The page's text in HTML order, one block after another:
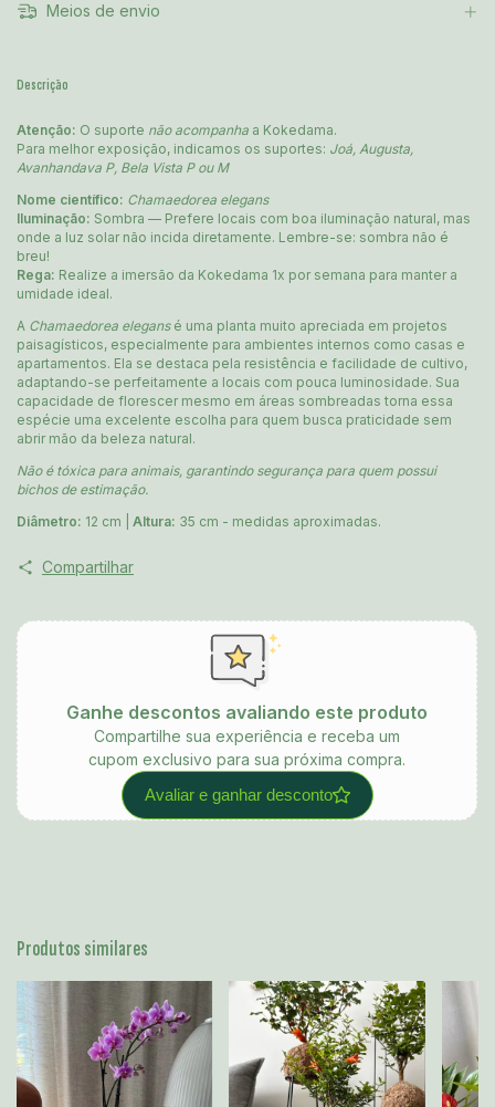
Meios de envio
Descrição
Atenção: O suporte não acompanha a Kokedama.
Para melhor exposição, indicamos os suportes: Joá, Augusta,
Avanhandava P, Bela Vista P ou M
Nome científico: Chamaedorea elegans
Iluminação: Sombra — Prefere locais com boa iluminação natural, mas
onde a luz solar não incida diretamente. Lembre-se: sombra não é
breu!
Rega: Realize a imersão da Kokedama 1x por semana para manter a
umidade ideal.
A Chamaedorea elegansé uma planta muito apreciada em projetos
paisagísticos, especialmente para ambientes internos como casas e
apartamentos. Ela se destaca pela resistência e facilidade de cultivo,
adaptando-se perfeitamente a locais com pouca luminosidade. Sua
capacidade de florescer mesmo em áreas sombreadas torna essa
espécie uma excelente escolha para quem busca praticidade sem
abrir mão da beleza natural.
Não é tóxica para animais, garantindo segurança para quem possui
bichos de estimação.
Diâmetro: 12 cm | Altura: 35 cm - medidas aproximadas.
Compartilhar
Ganhe descontos avaliando este produto
Compartilhe sua experiência e receba um
cupom exclusivo para sua próxima compra.
Avaliar e ganhar desconto
Produtos similares